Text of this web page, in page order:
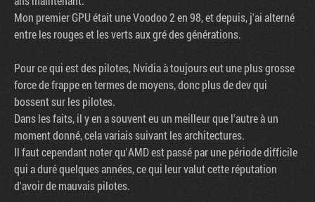
Mon premier GPU était une Voodoo 2 en 98, et depuis, j'ai alterné
entre les rouges et les verts aux gré des générations.
Pour ce qui est des pilotes, Nvidia à toujours eut une plus grosse
force de frappe en termes de moyens, donc plus de dev qui
bossent sur les pilotes.
Dans les faits, il y en a souvent eu un meilleur que l'autre à un
moment donné, cela variais suivant les architectures.
Il faut cependant noter qu'AMD est passé par une période difficile
qui a duré quelques années, ce qui leur valut cette réputation
d'avoir de mauvais pilotes.